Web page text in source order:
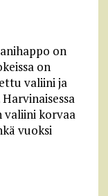
on
on
valiini ja
valiini korvaa
vuoksi